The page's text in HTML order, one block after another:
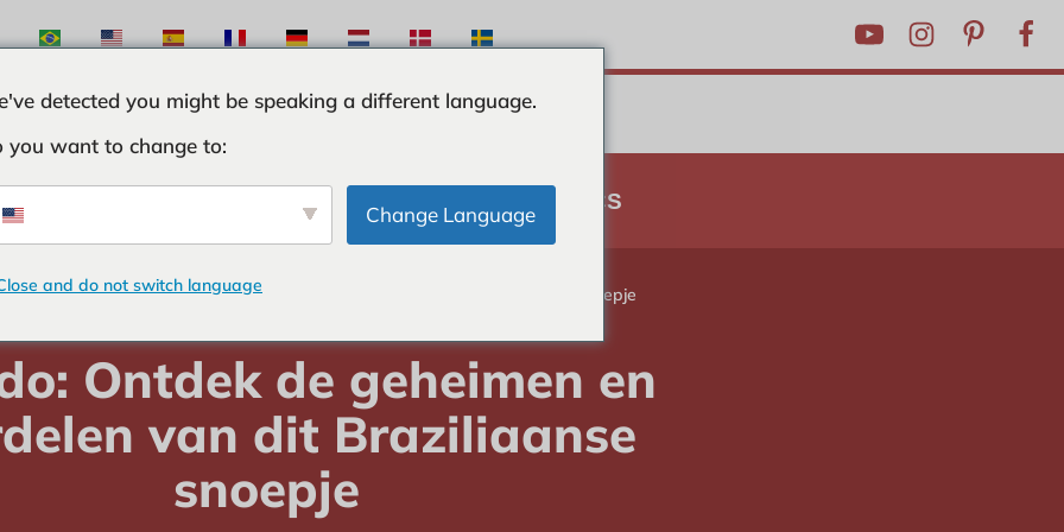
CURIOSITEITEN TIPS EN TRUCS
-Melado: Ontdek de geheimen en voordelen van dit Braziliaanse snoepje
Ontdek de geheimen en
van dit Braziliaanse
snoepje
detected you might be speaking a different language.
you want to change to:
Change Language
and do not switch language